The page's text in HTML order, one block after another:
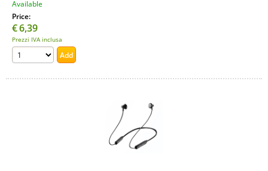
Available
Price:
€6,39
Prezzi IVA inclusa